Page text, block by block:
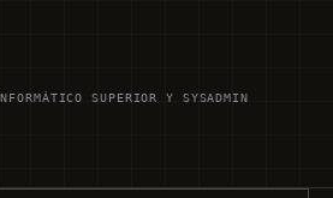
SUPERIOR Y SYSADMIN